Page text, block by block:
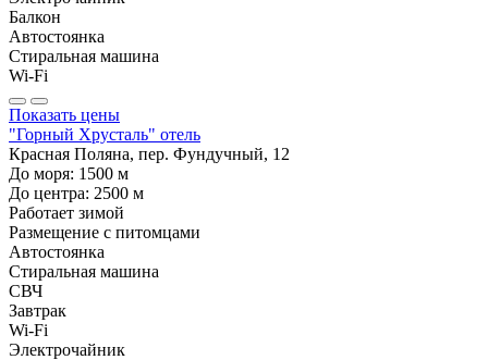
Балкон
Автостоянка
Стиральная машина
Wi-Fi
Показать цены
"Горный Хрусталь" отель
Красная Поляна, пер. Фундучный, 12
До моря: 1500 м
До центра: 2500 м
Работает зимой
Размещение с питомцами
Автостоянка
Стиральная машина
СВЧ
Завтрак
Wi-Fi
Электрочайник